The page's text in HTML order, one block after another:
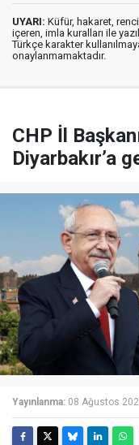
UYARI: Küfür, hakaret,
içeren, imla kuralları ile
Türkçe karakter
onaylanmamaktadır.
CHP İl
Diyarbakır’a
Yayınlanma: 08 Ağustos